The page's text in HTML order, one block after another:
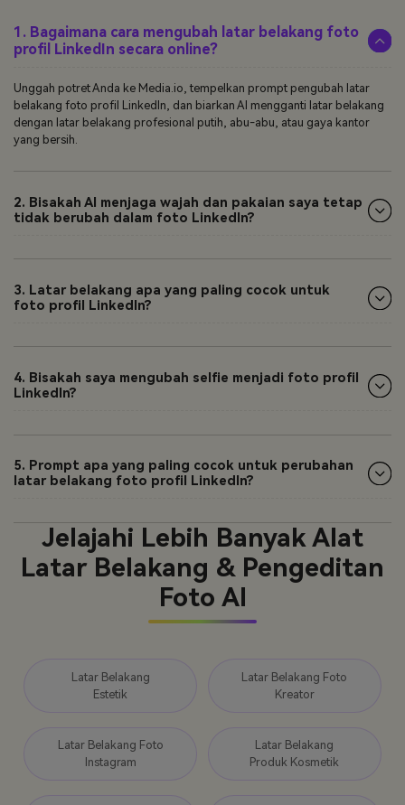
1. Bagaimana cara mengubah latar belakang foto
profil LinkedIn secara online?
Unggah potret Anda ke Media.io, tempelkan prompt pengubah latar
belakang foto profil LinkedIn, dan biarkan AI mengganti latar belakang
dengan latar belakang profesional putih, abu-abu, atau gaya kantor
yang bersih.
2. Bisakah AI menjaga wajah dan pakaian saya tetap
tidak berubah dalam foto LinkedIn?
3. Latar belakang apa yang paling cocok untuk
foto profil LinkedIn?
4. Bisakah saya mengubah selfie menjadi foto profil
LinkedIn?
5. Prompt apa yang paling cocok untuk perubahan
latar belakang foto profil LinkedIn?
Jelajahi Lebih Banyak Alat
Latar Belakang & Pengeditan
Foto AI
Latar Belakang
Estetik
Latar Belakang Foto
Kreator
Latar Belakang Foto
Instagram
Latar Belakang
Produk Kosmetik